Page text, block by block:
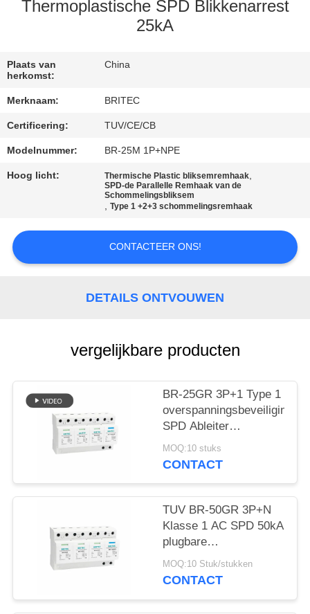
NIEUWS
GEVALLEN
VR
SITEMAP
PRIVACYBELEID
Thermoplastische SPD Blikkenarrest
25kA
Plaats van
herkomst:
China
Merknaam: BRITEC
Certificering: TUV/CE/CB
Modelnummer: BR-25M 1P+NPE
Hoog licht: Thermische Plastic bliksemremhaak,
SPD-de Parallelle Remhaak van de
Schommelingsbliksem
,Type 1 +2+3 schommelingsremhaak
CONTACTEER ONS!
DETAILS ONTVOUWEN
vergelijkbare producten
BR-25GR 3P+1 Type 1
overspanningsbeveiliging
SPD Ableiter
bliksemafleider
vonkafstand spd
MOQ:10 stuks
CONTACT
TUV BR-50GR 3P+N
Klasse 1 AC SPD 50kA
plugbare
overspanningsbeveiliging
type 1 spd TUV
MOQ:10 Stuk/stukken
CONTACT